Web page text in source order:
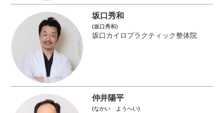
坂口秀和
(坂口秀和)
坂口カイロプラクティック整体院
仲井陽平
(なかい ようへい)